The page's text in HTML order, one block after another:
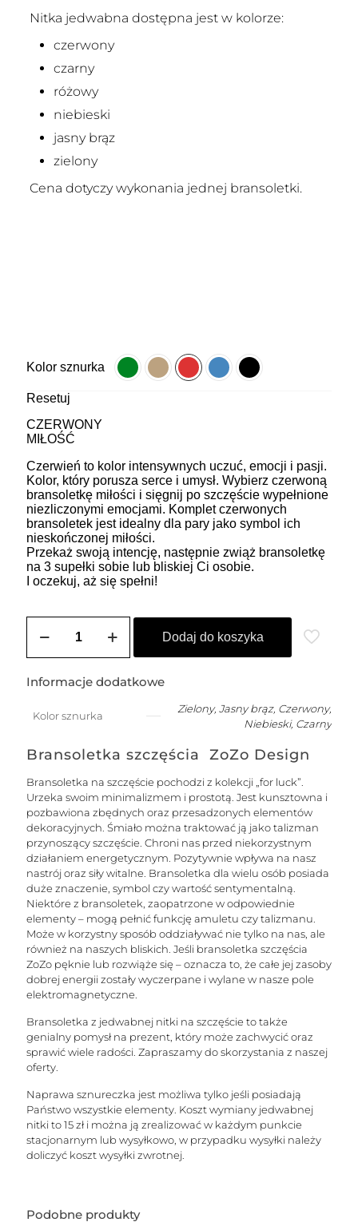
Nitka jedwabna dostępna jest w kolorze:
czerwony
czarny
różowy
niebieski
jasny brąz
zielony
Cena dotyczy wykonania jednej bransoletki.
Kolor sznurka
Resetuj
CZERWONY
MIŁOŚĆ
Czerwień to kolor intensywnych uczuć, emocji i pasji.
Kolor, który porusza serce i umysł. Wybierz czerwoną
bransoletkę miłości i sięgnij po szczęście wypełnione
niezliczonymi emocjami. Komplet czerwonych
bransoletek jest idealny dla pary jako symbol ich
nieskończonej miłości.
Przekaż swoją intencję, następnie zwiąż bransoletkę
na 3 supełki sobie lub bliskiej Ci osobie.
I oczekuj, aż się spełni!
SOLE
na
łańcuszku
nitką
z
kuleczką
-
złota
Dodaj do koszyka
Informacje dodatkowe
Kolor sznurka
Zielony, Jasny brąz, Czerwony,
Niebieski, Czarny
Bransoletka szczęścia ZoZo Design
Bransoletka na szczęście pochodzi z kolekcji „for luck”.
Urzeka swoim minimalizmem i prostotą. Jest kunsztowna i
pozbawiona zbędnych oraz przesadzonych elementów
dekoracyjnych. Śmiało można traktować ją jako talizman
przynoszący szczęście. Chroni nas przed niekorzystnym
działaniem energetycznym. Pozytywnie wpływa na nasz
nastrój oraz siły witalne. Bransoletka dla wielu osób posiada
duże znaczenie, symbol czy wartość sentymentalną.
Niektóre z bransoletek, zaopatrzone w odpowiednie
elementy – mogą pełnić funkcję amuletu czy talizmanu.
Może w korzystny sposób oddziaływać nie tylko na nas, ale
również na naszych bliskich. Jeśli bransoletka szczęścia
ZoZo pęknie lub rozwiąże się – oznacza to, że całe jej zasoby
dobrej energii zostały wyczerpane i wylane w nasze pole
elektromagnetyczne.
Bransoletka z jedwabnej nitki na szczęście to także
genialny pomysł na prezent, który może zachwycić oraz
sprawić wiele radości. Zapraszamy do skorzystania z naszej
oferty.
Naprawa sznureczka jest możliwa tylko jeśli posiadają
Państwo wszystkie elementy. Koszt wymiany jedwabnej
nitki to 15 zł i można ją zrealizować w każdym punkcie
stacjonarnym lub wysyłkowo, w przypadku wysyłki należy
doliczyć koszt wysyłki zwrotnej.
Podobne produkty